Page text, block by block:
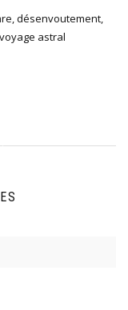
,désenvoutement,
voyage astral